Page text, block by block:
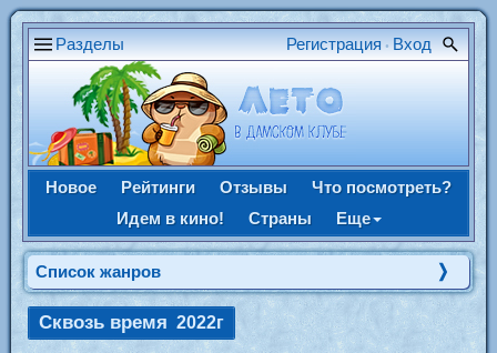
Разделы Регистрация • Вход
Новое Рейтинги Отзывы
Что посмотреть?
Идем в кино!
Страны Еще
Список жанров
Сквозь время 2022г